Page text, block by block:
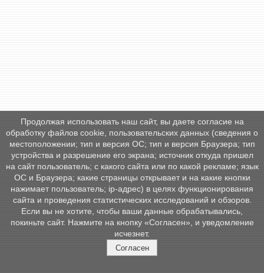
Продолжая использовать наш сайт, вы даете согласие на
обработку файлов cookie, пользовательских данных (сведения о
местоположении; тип и версия ОС; тип и версия Браузера; тип
устройства и разрешение его экрана; источник откуда пришел
на сайт пользователь; с какого сайта или по какой рекламе; язык
ОС и Браузера; какие страницы открывает и на какие кнопки
нажимает пользователь; ip-адрес) в целях функционирования
сайта и проведения статистических исследований и обзоров.
Если вы не хотите, чтобы ваши данные обрабатывались,
покиньте сайт. Нажмите на кнопку «Согласен», и уведомление
исчезнет.
Согласен